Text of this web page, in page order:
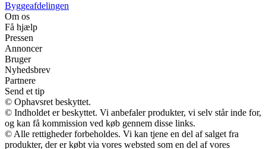
Byggeafdelingen
Om os
Få hjælp
Pressen
Annoncer
Bruger
Nyhedsbrev
Partnere
Send et tip
© Ophavsret beskyttet.
© Indholdet er beskyttet. Vi anbefaler produkter, vi selv står inde for,
og kan få kommission ved køb gennem disse links.
© Alle rettigheder forbeholdes. Vi kan tjene en del af salget fra
produkter, der er købt via vores websted som en del af vores